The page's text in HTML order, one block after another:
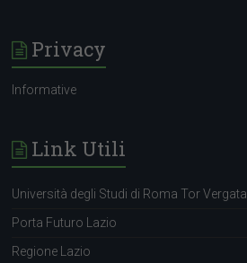
Privacy
Informative
Link Utili
Università degli Studi di Roma Tor Vergata
Porta Futuro Lazio
Regione Lazio